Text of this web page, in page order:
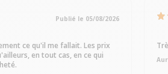
Publié le 05/08/2026
ce qu'il me fallait. Les prix
en tout cas, en ce qui